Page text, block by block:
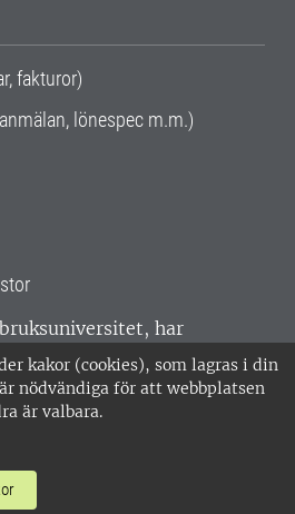
kakor (cookies), som lagras i din
nödvändiga för att webbplatsen
är valbara.
fakturor)
lönespec m.m.)
har
Sverige. Huvudorter är
Umeå.SLU är
ISO 14001. •
nr: 202100-2817 •